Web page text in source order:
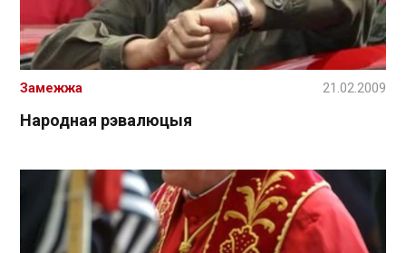
Народная рэвалюцыя
Замежжа 21.02.2009